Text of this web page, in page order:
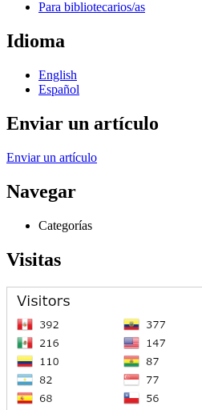
Para bibliotecarios/as
Idioma
English
Español
Enviar un artículo
Enviar un artículo
Navegar
Categorías
Visitas